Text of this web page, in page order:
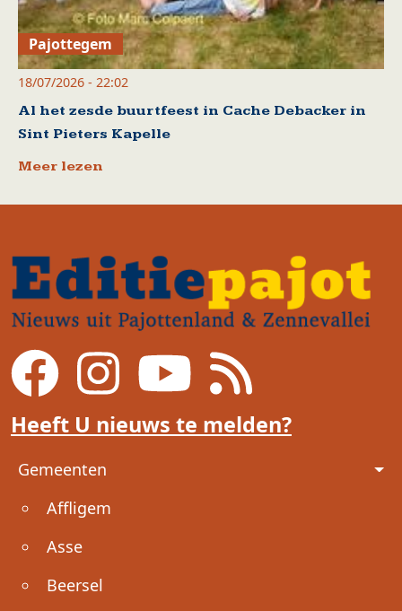
Pajottegem
18/07/2026 - 22:02
Al het zesde buurtfeest in Cache Debacker in
Sint Pieters Kapelle
Meer lezen
Heeft U nieuws te melden?
Voet
Gemeenten
Affligem
Asse
Beersel